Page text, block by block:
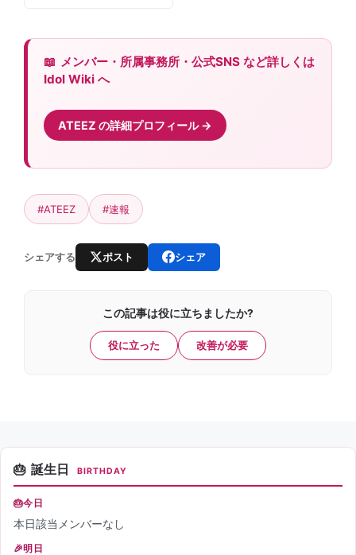
メンバー・所属事務所・公式SNS など詳しくは
Idol Wiki へ
ATEEZ の詳細プロフィール
#ATEEZ #速報
シェアする ポスト シェア
この記事は役に立ちましたか?
役に立った 改善が必要
誕生日 BIRTHDAY
今日
本日該当メンバーなし
明日